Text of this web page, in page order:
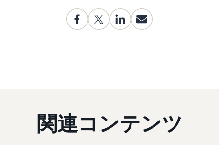
関連コンテンツ